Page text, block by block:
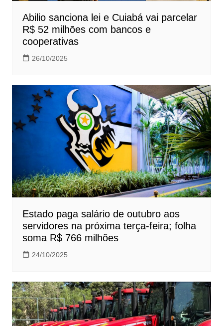
Abilio sanciona lei e Cuiabá vai parcelar
R$ 52 milhões com bancos e
cooperativas
26/10/2025
Estado paga salário de outubro aos
servidores na próxima terça-feira; folha
soma R$ 766 milhões
24/10/2025